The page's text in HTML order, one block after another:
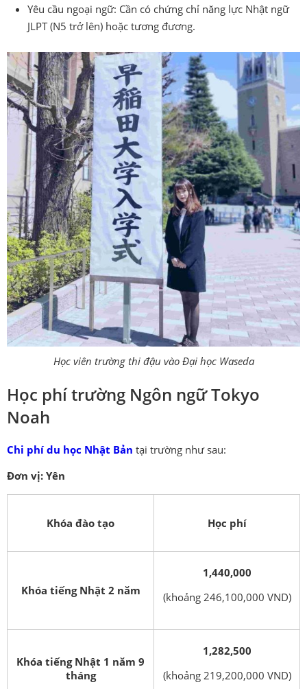
Yêu cầu ngoại ngữ: Cần có chứng chỉ năng lực Nhật ngữ
JLPT (N5 trở lên) hoặc tương đương.
Học viên trường thi đậu vào Đại học Waseda
Học phí trường Ngôn ngữ Tokyo
Noah
Chi phí du học Nhật Bản tại trường như sau:
Đơn vị: Yên
Khóa đào tạo Học phí
Khóa tiếng Nhật 2 năm
1,440,000
(khoảng 246,100,000 VND)
Khóa tiếng Nhật 1 năm 9
tháng
1,282,500
(khoảng 219,200,000 VND)